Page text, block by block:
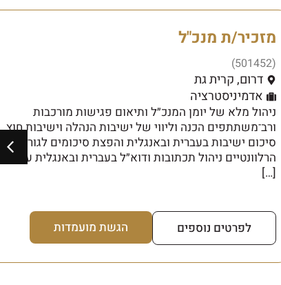
מזכיר/ת מנכ"ל
(501452)
דרום,קרית גת
אדמיניסטרציה
ניהול מלא של יומן המנכ״ל ותיאום פגישות מורכבות
ורב־משתתפים הכנה וליווי של ישיבות הנהלה וישיבות חוץ
סיכום ישיבות בעברית ובאנגלית והפצת סיכומים לגורמים
הרלוונטיים ניהול תכתובות ודוא״ל בעברית ובאנגלית עבודה
[…]
לפרטים נוספים הגשת מועמדות